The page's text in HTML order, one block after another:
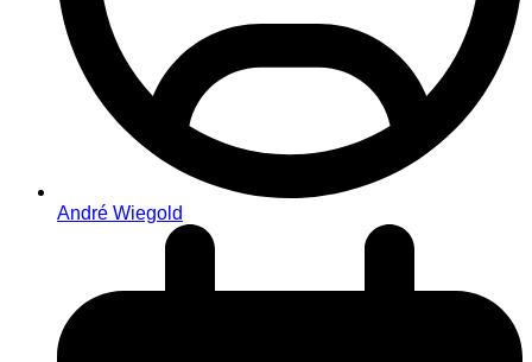
André Wiegold